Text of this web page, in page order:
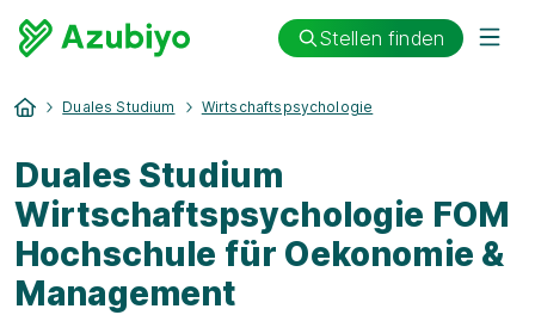
Stellen finden
Duales Studium Wirtschaftspsychologie
Duales Studium
Wirtschaftspsychologie FOM
Hochschule für Oekonomie &
Management